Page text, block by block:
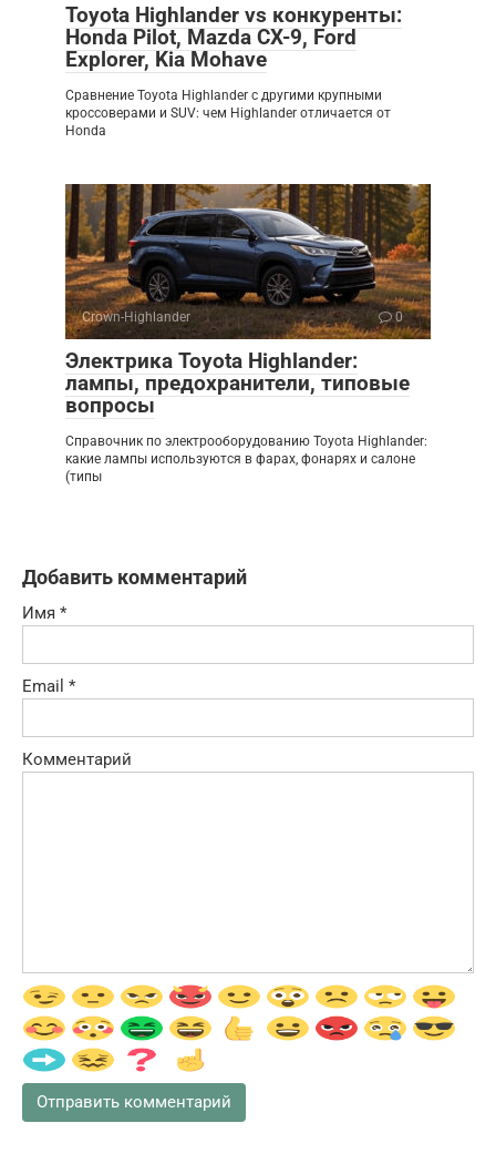
Toyota Highlander vs конкуренты:
Honda Pilot, Mazda CX-9, Ford
Explorer, Kia Mohave
Сравнение Toyota Highlander с другими крупными
кроссоверами и SUV: чем Highlander отличается от
Honda
Crown-Highlander 0
Электрика Toyota Highlander:
лампы, предохранители, типовые
вопросы
Справочник по электрооборудованию Toyota Highlander:
какие лампы используются в фарах, фонарях и салоне
(типы
Добавить комментарий
Имя *
Email *
Комментарий